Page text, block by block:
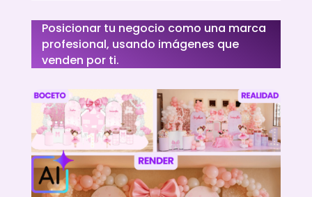
Posicionar tu negocio como una marca
profesional, usando imágenes que
venden por ti.